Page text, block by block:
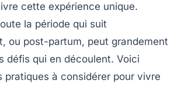
cette expérience unique.
la période qui suit
ou post-partum, peut grandement
défis qui en découlent. Voici
pratiques à considérer pour vivre